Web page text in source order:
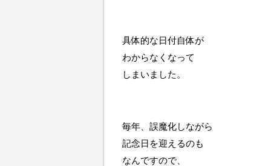
具体的な日付自体が
わからなくなって
しまいました。
毎年、誤魔化しながら
記念日を迎えるのも
なんですので、